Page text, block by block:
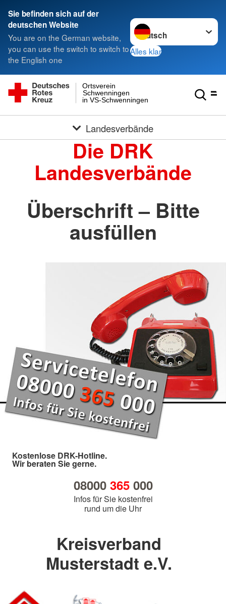
Sie befinden sich auf der
deutschen Website
You are on the German website,
you can use the switch to switch to
the English one
Sprache wechseln zu
Alles klar
in VS-Schwenningen
Schwenningen
Ortsverein
Landesverbände
Die DRK
Landesverbände
Überschrift – Bitte
ausfüllen
Kostenlose DRK-Hotline.
Wir beraten Sie gerne.
08000 365000
Infos für Sie kostenfrei
rund um die Uhr
Kreisverband
Musterstadt e.V.